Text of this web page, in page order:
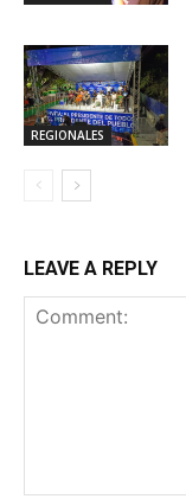
REGIONALES
LEAVE A REPLY